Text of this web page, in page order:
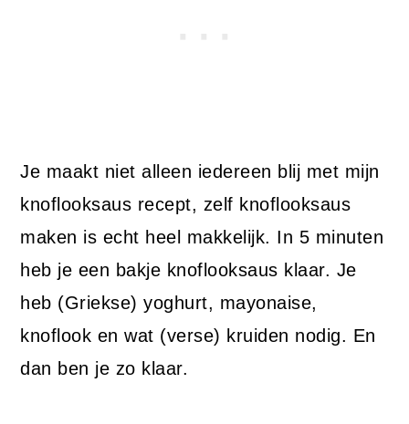
Je maakt niet alleen iedereen blij met mijn
knoflooksaus recept, zelf knoflooksaus
maken is echt heel makkelijk. In 5 minuten
heb je een bakje knoflooksaus klaar. Je
heb (Griekse) yoghurt, mayonaise,
knoflook en wat (verse) kruiden nodig. En
dan ben je zo klaar.